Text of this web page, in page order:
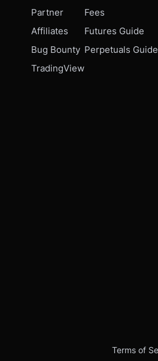
Partner
Affiliates
Bug Bounty
TradingView
Fees
Futures Guide
Perpetuals Guide
Terms of